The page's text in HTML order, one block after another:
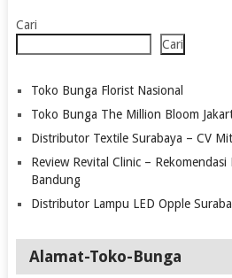
Cari
Cari
Toko Bunga Florist Nasional
Toko Bunga The Million Bloom
Distributor Textile Surabaya – CV
Review Revital Clinic –
Bandung
Distributor Lampu LED Opple
Alamat-Toko-Bunga